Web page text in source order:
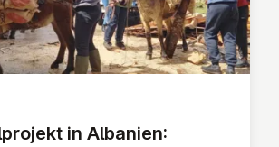
in Albanien: